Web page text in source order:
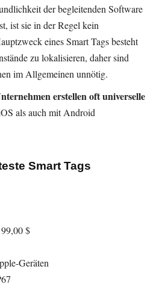
der begleitenden Software
ist sie in der Regel kein
eines Smart Tags besteht
zu lokalisieren, daher sind
im Allgemeinen unnötig.
erstellen oft universelle
als auch mit Android
Smart Tags
$
Geräten